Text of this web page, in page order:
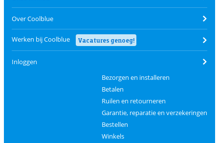
Over Coolblue
Werken bij Coolblue Vacatures genoeg!
Inloggen
Bezorgen en installeren
Betalen
Ruilen en retourneren
Garantie, reparatie en verzekeringen
Bestellen
Winkels